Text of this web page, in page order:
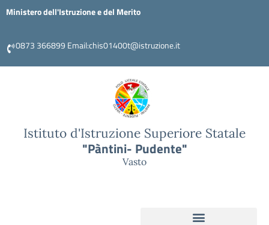
Ministero dell'Istruzione e del Merito
0873 366899 Email:chis01400t@istruzione.it
Istituto d'Istruzione Superiore Statale
"Pàntini- Pudente"
Vasto